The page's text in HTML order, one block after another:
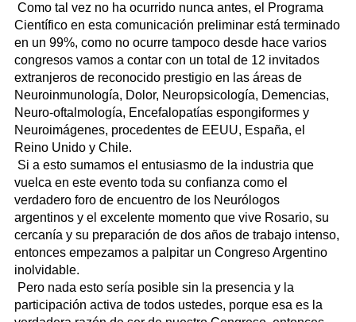
Como tal vez no ha ocurrido nunca antes, el Programa
Científico en esta comunicación preliminar está terminado
en un 99%, como no ocurre tampoco desde hace varios
congresos vamos a contar con un total de 12 invitados
extranjeros de reconocido prestigio en las áreas de
Neuroinmunología, Dolor, Neuropsicología, Demencias,
Neuro-oftalmología, Encefalopatías espongiformes y
Neuroimágenes, procedentes de EEUU, España, el
Reino Unido y Chile.
Si a esto sumamos el entusiasmo de la industria que
vuelca en este evento toda su confianza como el
verdadero foro de encuentro de los Neurólogos
argentinos y el excelente momento que vive Rosario, su
cercanía y su preparación de dos años de trabajo intenso,
entonces empezamos a palpitar un Congreso Argentino
inolvidable.
Pero nada esto sería posible sin la presencia y la
participación activa de todos ustedes, porque esa es la